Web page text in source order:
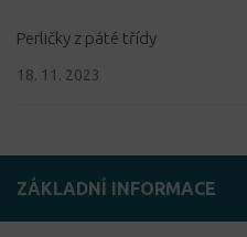
Perličky z páté třídy
18. 11. 2023
ZÁKLADNÍ INFORMACE